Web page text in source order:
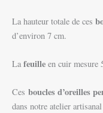
La hauteur totale de ces
d’environ 7 cm.
Lafeuille en cuir mesure
Ces boucles d’oreilles
dans notre atelier